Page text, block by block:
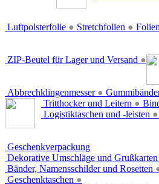
Luftpolsterfolie ● Stretchfolien ●
ZIP-Beutel für Lager und Versand ●
Abbrechklingenmesser ●
Tritthocker und Leitern ●
Logistiktaschen und -leisten ●
Geschenkverpackung
Dekorative Umschläge und Grußkarten
Bänder, Namensschilder und Rosetten
Geschenktaschen ●